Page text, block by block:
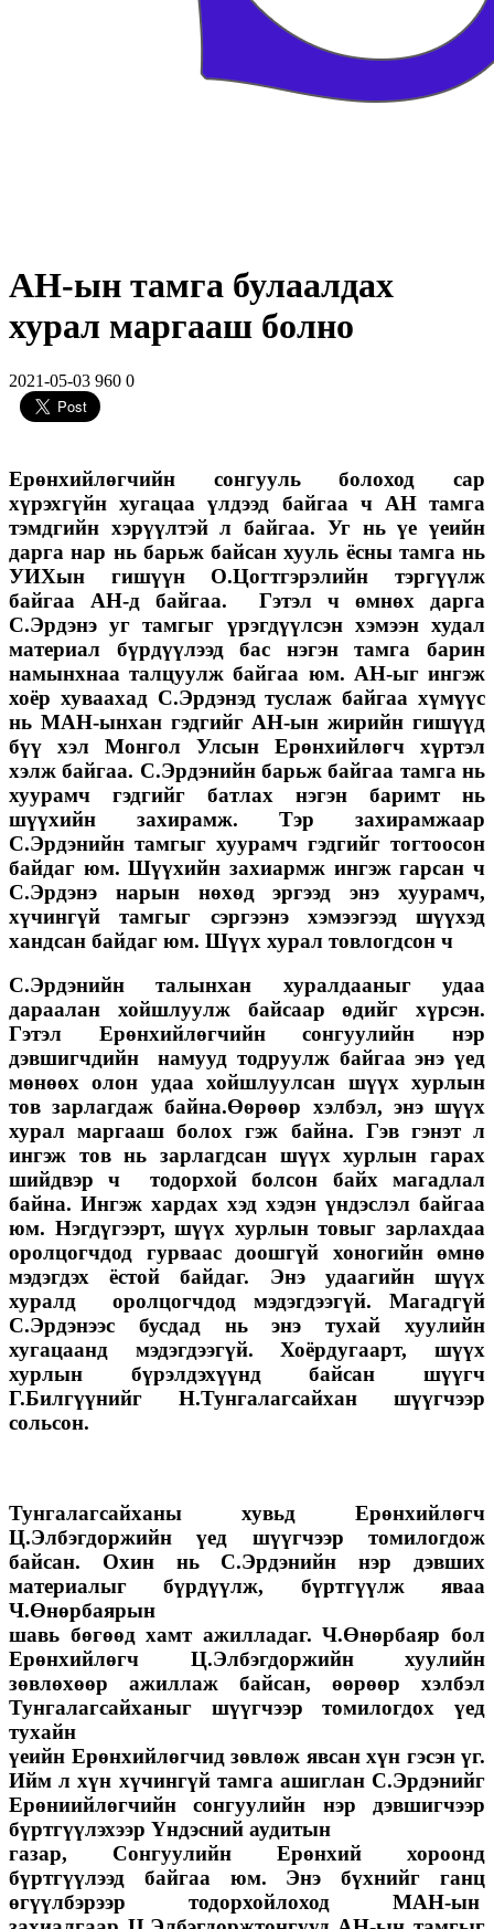
АН-ын тамга булаалдах
хурал маргааш болно
2021-05-03 960 0
Ерөнхийлөгчийн сонгууль болоход сар
хүрэхгүйн хугацаа үлдээд байгаа ч АН тамга
тэмдгийн хэрүүлтэй л байгаа. Уг нь үе үеийн
дарга нар нь барьж байсан хууль ёсны тамга нь
УИХын гишүүн О.Цогтгэрэлийн тэргүүлж
байгаа АН-д байгаа. Гэтэл ч өмнөх дарга
С.Эрдэнэ уг тамгыг үрэгдүүлсэн хэмээн худал
материал бүрдүүлээд бас нэгэн тамга барин
намынхнаа талцуулж байгаа юм. АН-ыг ингэж
хоёр хуваахад С.Эрдэнэд туслаж байгаа хүмүүс
нь МАН-ынхан гэдгийг АН-ын жирийн гишүүд
бүү хэл Монгол Улсын Ерөнхийлөгч хүртэл
хэлж байгаа. С.Эрдэнийн барьж байгаа тамга нь
хуурамч гэдгийг батлах нэгэн баримт нь
шүүхийн захирамж. Тэр захирамжаар
С.Эрдэнийн тамгыг хуурамч гэдгийг тогтоосон
байдаг юм. Шүүхийн захиармж ингэж гарсан ч
С.Эрдэнэ нарын нөхөд эргээд энэ хуурамч,
хүчингүй тамгыг сэргээнэ хэмээгээд шүүхэд
хандсан байдаг юм. Шүүх хурал товлогдсон ч
С.Эрдэнийн талынхан хуралдааныг удаа
дараалан хойшлуулж байсаар өдийг хүрсэн.
Гэтэл Ерөнхийлөгчийн сонгуулийн нэр
дэвшигчдийн намууд тодруулж байгаа энэ үед
мөнөөх олон удаа хойшлуулсан шүүх хурлын
тов зарлагдаж байна.Өөрөөр хэлбэл, энэ шүүх
хурал маргааш болох гэж байна. Гэв гэнэт л
ингэж тов нь зарлагдсан шүүх хурлын гарах
шийдвэр ч тодорхой болсон байх магадлал
байна. Ингэж хардах хэд хэдэн үндэслэл байгаа
юм. Нэгдүгээрт, шүүх хурлын товыг зарлахдаа
оролцогчдод гурваас доошгүй хоногийн өмнө
мэдэгдэх ёстой байдаг. Энэ удаагийн шүүх
хуралд оролцогчдод мэдэгдээгүй. Магадгүй
С.Эрдэнээс бусдад нь энэ тухай хуулийн
хугацаанд мэдэгдээгүй. Хоёрдугаарт, шүүх
хурлын бүрэлдэхүүнд байсан шүүгч
Г.Билгүүнийг Н.Тунгалагсайхан шүүгчээр
сольсон.
Тунгалагсайханы хувьд Ерөнхийлөгч
Ц.Элбэгдоржийн үед шүүгчээр томилогдож
байсан. Охин нь С.Эрдэнийн нэр дэвших
материалыг бүрдүүлж, бүртгүүлж яваа
Ч.Өнөрбаярын
шавь бөгөөд хамт ажилладаг. Ч.Өнөрбаяр бол
Ерөнхийлөгч Ц.Элбэгдоржийн хуулийн
зөвлөхөөр ажиллаж байсан, өөрөөр хэлбэл
Тунгалагсайханыг шүүгчээр томилогдох үед
тухайн
үеийн Ерөнхийлөгчид зөвлөж явсан хүн гэсэн үг.
Ийм л хүн хүчингүй тамга ашиглан С.Эрдэнийг
Ерөниийлөгчийн сонгуулийн нэр дэвшигчээр
бүртгүүлэхээр Үндэсний аудитын
газар, Сонгуулийн Ерөнхий хороонд
бүртгүүлээд байгаа юм. Энэ бүхнийг ганц
өгүүлбэрээр тодорхойлоход МАН-ын